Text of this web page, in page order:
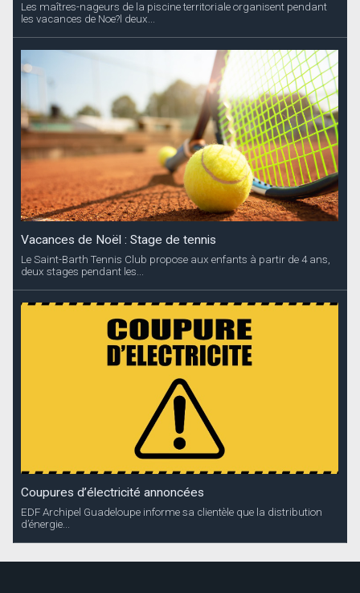
Les maîtres-nageurs de la piscine territoriale organisent pendant
les vacances de Noe?l deux...
Vacances de Noël : Stage de tennis
Le Saint-Barth Tennis Club propose aux enfants à partir de 4 ans,
deux stages pendant les...
Coupures d’électricité annoncées
EDF Archipel Guadeloupe informe sa clientèle que la distribution
d’énergie...